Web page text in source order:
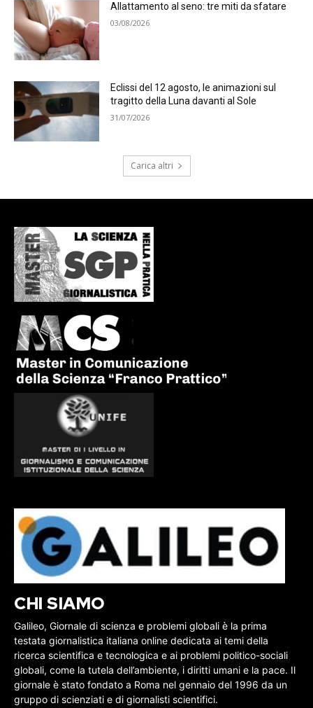
Allattamento al seno: tre miti da sfatare
03/08/2026
Eclissi del 12 agosto, le animazioni sul
tragitto della Luna davanti al Sole
31/07/2026
Carica altri
CHI SIAMO
Galileo, Giornale di scienza e problemi globali è la prima
testata giornalistica italiana online dedicata ai temi della
ricerca scientifica e tecnologica e ai problemi politico-sociali
globali, come la tutela dell’ambiente, i diritti umani e la pace. Il
giornale è stato fondato a Roma nel gennaio del 1996 da un
gruppo di scienziati e di giornalisti scientifici.